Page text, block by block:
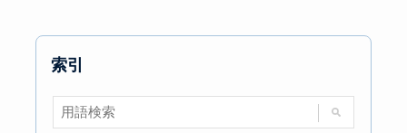
索引